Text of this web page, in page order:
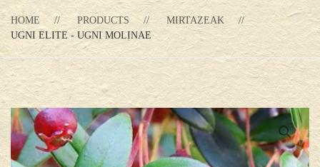
HOME PRODUCTS
MIRTAZEAK
UGNI ELITE - UGNI MOLINAE